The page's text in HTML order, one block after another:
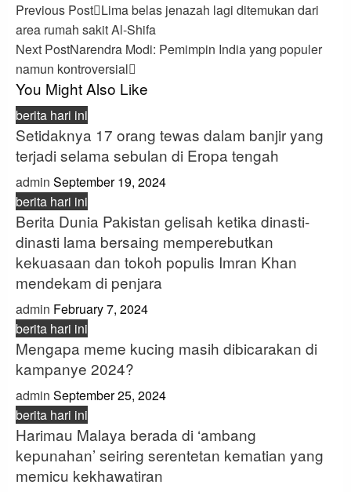
Previous Post Lima belas jenazah lagi ditemukan dari
area rumah sakit Al-Shifa
Next PostNarendra Modi: Pemimpin India yang populer
namun kontroversial
You Might Also Like
berita hari ini
Setidaknya 17 orang tewas dalam banjir yang
terjadi selama sebulan di Eropa tengah
admin September 19, 2024
berita hari ini
Berita Dunia Pakistan gelisah ketika dinasti-
dinasti lama bersaing memperebutkan
kekuasaan dan tokoh populis Imran Khan
mendekam di penjara
admin February 7, 2024
berita hari ini
Mengapa meme kucing masih dibicarakan di
kampanye 2024?
admin September 25, 2024
berita hari ini
Harimau Malaya berada di ‘ambang
kepunahan’ seiring serentetan kematian yang
memicu kekhawatiran